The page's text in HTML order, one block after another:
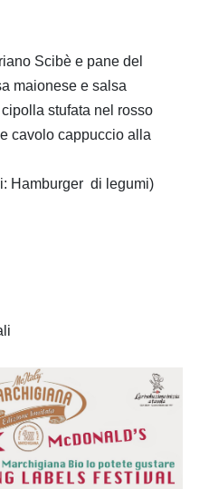
Scibè e pane del
maionese e salsa
stufata nel rosso
cavolo cappuccio alla
Hamburger di legumi)